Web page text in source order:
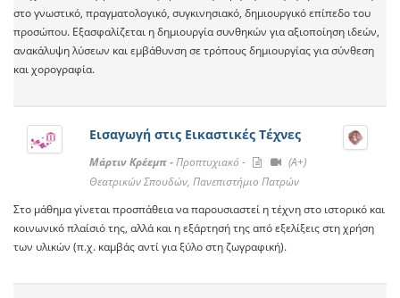
στο γνωστικό, πραγματολογικό, συγκινησιακό, δημιουργικό επίπεδο του
προσώπου. Εξασφαλίζεται η δημιουργία συνθηκών για αξιοποίηση ιδεών,
ανακάλυψη λύσεων και εμβάθυνση σε τρόπους δημιουργίας για σύνθεση
και χορογραφία.
Εισαγωγή στις Εικαστικές Τέχνες
Μάρτιν Κρέεμπ -Προπτυχιακό -
(A+)
Θεατρικών Σπουδών, Πανεπιστήμιο Πατρών
Στο μάθημα γίνεται προσπάθεια να παρουσιαστεί η τέχνη στο ιστορικό και
κοινωνικό πλαίσιό της, αλλά και η εξάρτησή της από εξελίξεις στη χρήση
των υλικών (π.χ. καμβάς αντί για ξύλο στη ζωγραφική).